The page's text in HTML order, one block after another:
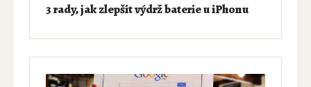
3 rady, jak zlepšit výdrž baterie u iPhonu